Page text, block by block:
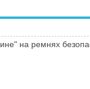
на ремнях